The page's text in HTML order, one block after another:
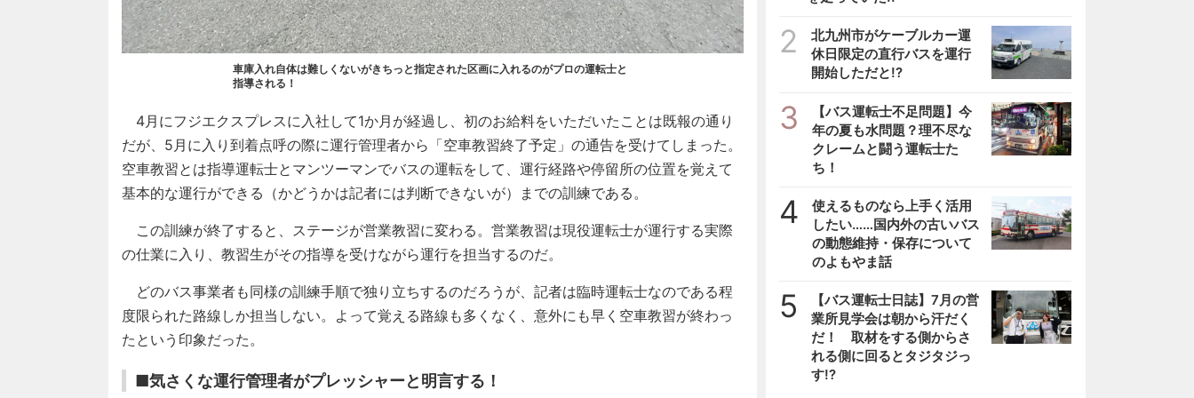
車庫入れ自体は難しくないがきちっと指定された区画に入れるのがプロの運転士と
指導される！
4月にフジエクスプレスに入社して1か月が経過し、初のお給料をいただいたことは既報の通り
だが、5月に入り到着点呼の際に運行管理者から「空車教習終了予定」の通告を受けてしまった。
空車教習とは指導運転士とマンツーマンでバスの運転をして、運行経路や停留所の位置を覚えて
基本的な運行ができる（かどうかは記者には判断できないが）までの訓練である。
この訓練が終了すると、ステージが営業教習に変わる。営業教習は現役運転士が運行する実際
の仕業に入り、教習生がその指導を受けながら運行を担当するのだ。
どのバス事業者も同様の訓練手順で独り立ちするのだろうが、記者は臨時運転士なのである程
度限られた路線しか担当しない。よって覚える路線も多くなく、意外にも早く空車教習が終わっ
たという印象だった。
■気さくな運行管理者がプレッシャーと明言する！
2
北九州市がケーブルカー運
休日限定の直行バスを運行
開始しただと!?
3
【バス運転士不足問題】今
年の夏も水問題？理不尽な
クレームと闘う運転士た
ち！
4
使えるものなら上手く活用
したい……国内外の古いバス
の動態維持・保存について
のよもやま話
5
【バス運転士日誌】7月の営
業所見学会は朝から汗だく
だ！ 取材をする側からさ
れる側に回るとタジタジっ
す!?